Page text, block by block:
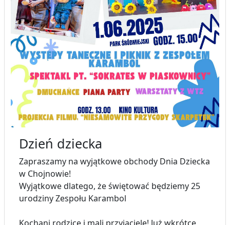
Dzień dziecka
Zapraszamy na wyjątkowe obchody Dnia Dziecka
w Chojnowie!
Wyjątkowe dlatego, że świętować będziemy 25
urodziny Zespołu Karambol